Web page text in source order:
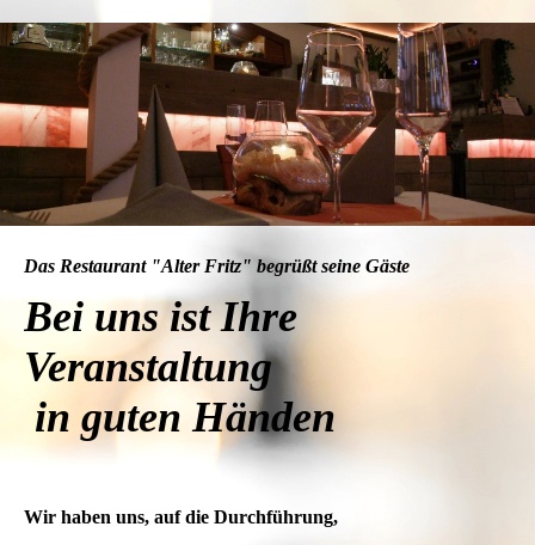
Das Restaurant "Alter Fritz" begrüßt seine Gäste
Bei uns ist Ihre
Veranstaltung
in guten Händen
Wir haben uns, auf die Durchführung,